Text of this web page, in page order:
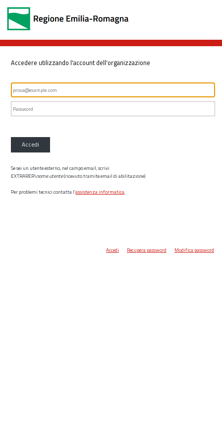
Accedere utilizzando l'account dell'organizzazione
Accedi
Se sei un utente esterno, nel campo email, scrivi
EXTRARER\nome utente(ricevuto tramite email di abilitazione)
Per problemi tecnici contatta l’assistenza informatica.
Accedi Recupera password Modifica password